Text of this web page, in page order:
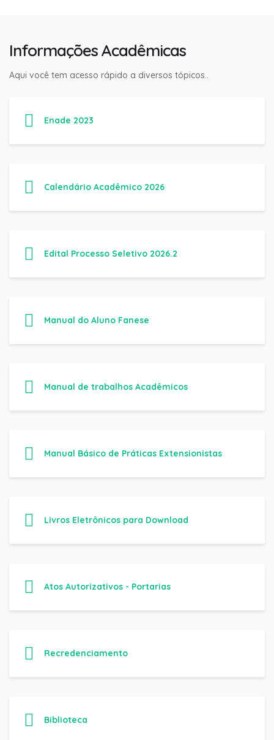
Informações Acadêmicas
Aqui você tem acesso rápido a diversos tópicos..
Enade 2023
Calendário Acadêmico 2026
Edital Processo Seletivo 2026.2
Manual do Aluno Fanese
Manual de trabalhos Acadêmicos
Manual Básico de Práticas Extensionistas
Livros Eletrônicos para Download
Atos Autorizativos - Portarias
Recredenciamento
Biblioteca